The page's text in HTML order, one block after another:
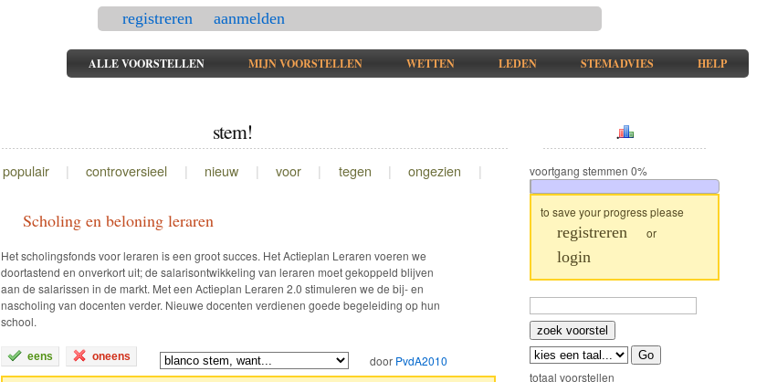
ALLE VOORSTELLEN MIJN VOORSTELLEN WETTEN LEDEN STEMADVIES HELP
registreren aanmelden
stem!
populair | controversieel | nieuw | voor | tegen | ongezien |
Scholing en beloning leraren
Het scholingsfonds voor leraren is een groot succes. Het Actieplan Leraren voeren we
doortastend en onverkort uit; de salarisontwikkeling van leraren moet gekoppeld blijven
aan de salarissen in de markt. Met een Actieplan Leraren 2.0 stimuleren we de bij- en
nascholing van docenten verder. Nieuwe docenten verdienen goede begeleiding op hun
school.
eens oneens door PvdA2010
.
voortgang stemmen 0%
to save your progress please
registreren or
login
totaal voorstellen